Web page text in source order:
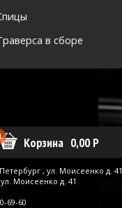
в сборе
Корзина 0,00 Р
, ул. Моисеенко д. 41
Моисеенко д. 41
69-60